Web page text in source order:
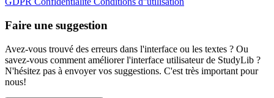
Faire une suggestion
Avez-vous trouvé des erreurs dans l'interface ou les textes ? Ou
savez-vous comment améliorer l'interface utilisateur de StudyLib ?
N'hésitez pas à envoyer vos suggestions. C'est très important pour
nous!